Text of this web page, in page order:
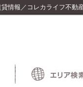
情報／コレカライフ不動